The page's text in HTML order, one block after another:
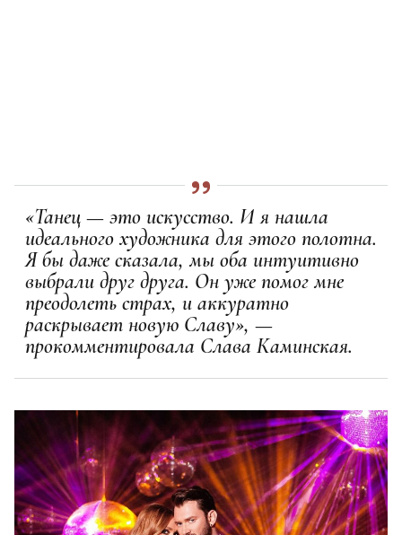
«Танец — это искусство. И я нашла
идеального художника для этого полотна.
Я бы даже сказала, мы оба интуитивно
выбрали друг друга. Он уже помог мне
преодолеть страх, и аккуратно
раскрывает новую Славу», —
прокомментировала Слава Каминская.